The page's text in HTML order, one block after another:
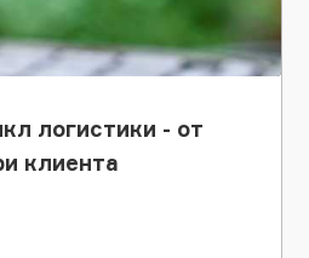
логистики - от
клиента